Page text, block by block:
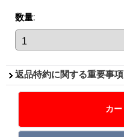
数量:
返品特約に関する重要事項